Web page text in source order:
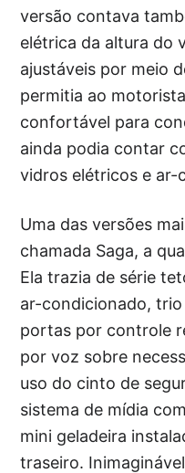
versão contava
elétrica da altura do
ajustáveis por meio
permitia ao
confortável para
ainda podia contar
vidros elétricos e ar-
Uma das versões
chamada Saga, a
Ela trazia de série
ar-condicionado,
portas por controle
por voz sobre
uso do cinto de
sistema de mídia
mini geladeira
traseiro.